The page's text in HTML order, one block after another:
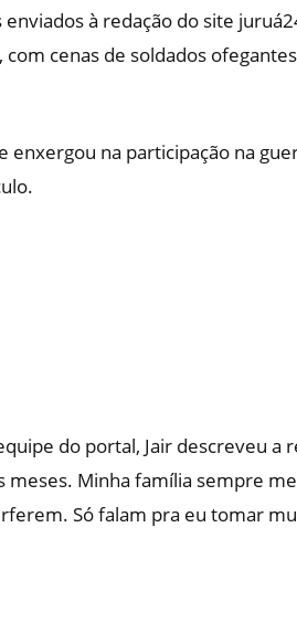
à redação do site
cenas de soldados
enxergou na participação na
do portal, Jair descreveu a
meses. Minha família sempre
Só falam pra eu tomar